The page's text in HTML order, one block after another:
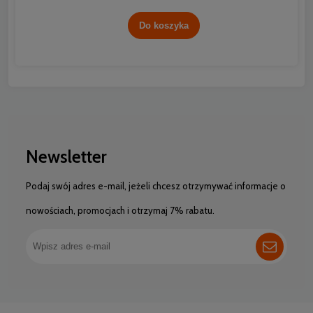
Do koszyka
Newsletter
Podaj swój adres e-mail, jeżeli chcesz otrzymywać informacje o
nowościach, promocjach i otrzymaj 7% rabatu.